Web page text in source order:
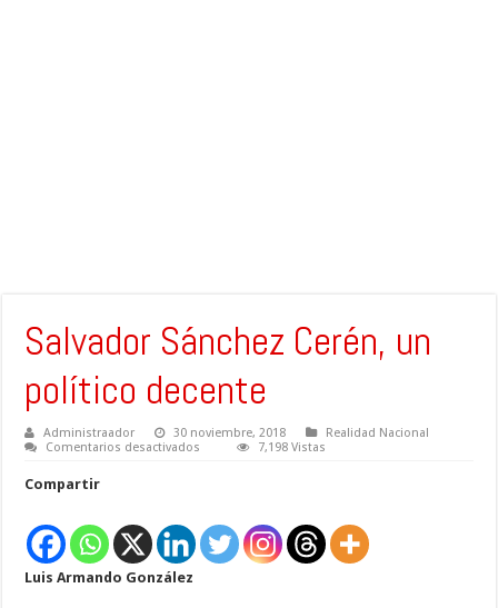
Salvador Sánchez Cerén, un
político decente
Administraador 30 noviembre, 2018
Realidad Nacional
Comentarios desactivados
decente
7,198 Vistas
Compartir
Luis Armando González